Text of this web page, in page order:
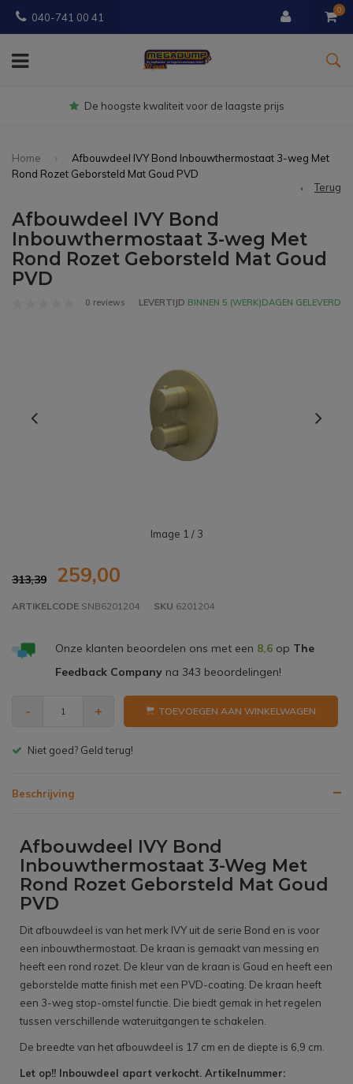
040-741 00 41
0
Gratisbezorgd vanaf € 150
Home
Afbouwdeel IVY Bond Inbouwthermostaat 3-weg Met
Rond Rozet Geborsteld Mat Goud PVD
Terug
Afbouwdeel IVY Bond
Inbouwthermostaat 3-weg Met
Rond Rozet Geborsteld Mat Goud
PVD
0 reviews LEVERTIJD BINNEN 5 (WERK)DAGEN GELEVERD
Image 1 / 3
313,39 259,00
ARTIKELCODE SNB6201204 SKU 6201204
Onze klanten beoordelen ons met een 8,6op The
Feedback Companyna 343 beoordelingen!
- + TOEVOEGEN AAN WINKELWAGEN
Gratis bezorgen v.a. € 150,- (NL)
Beschrijving
Afbouwdeel IVY Bond
Inbouwthermostaat 3-Weg Met
Rond Rozet Geborsteld Mat Goud
PVD
Dit afbouwdeel is van het merk IVY uit de serie Bond en is voor
een inbouwthermostaat. De kraan is gemaakt van messing en
heeft een rond rozet. De kleur van de kraan is Goud en heeft een
geborstelde matte finish met een PVD-coating. De kraan heeft
een 3-weg stop-omstel functie. Die biedt gemak in het regelen
tussen verschillende wateruitgangen te schakelen.
De breedte van het afbouwdeel is 17 cm en de diepte is 6,9 cm.
Let op!! Inbouwdeel apart verkocht. Artikelnummer: